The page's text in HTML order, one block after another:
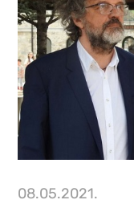
08.05.2021.